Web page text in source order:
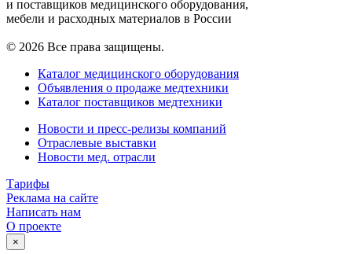
и поставщиков медицинского оборудования,
мебели и расходных материалов в России
© 2026 Все права защищены.
Каталог медицинского оборудования
Объявления о продаже медтехники
Каталог поставщиков медтехники
Новости и пресс-релизы компаний
Отраслевые выставки
Новости мед. отрасли
Тарифы
Реклама на сайте
Написать нам
О проекте
×